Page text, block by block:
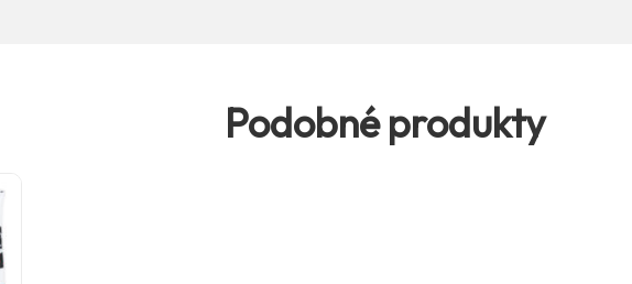
Podobné produkty